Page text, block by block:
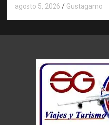
agosto 5, 2026 Gustagamo